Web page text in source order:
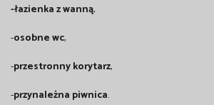
-łazienka z wanną,
-osobne wc,
-przestronnykorytarz,
-przynależna piwnica.